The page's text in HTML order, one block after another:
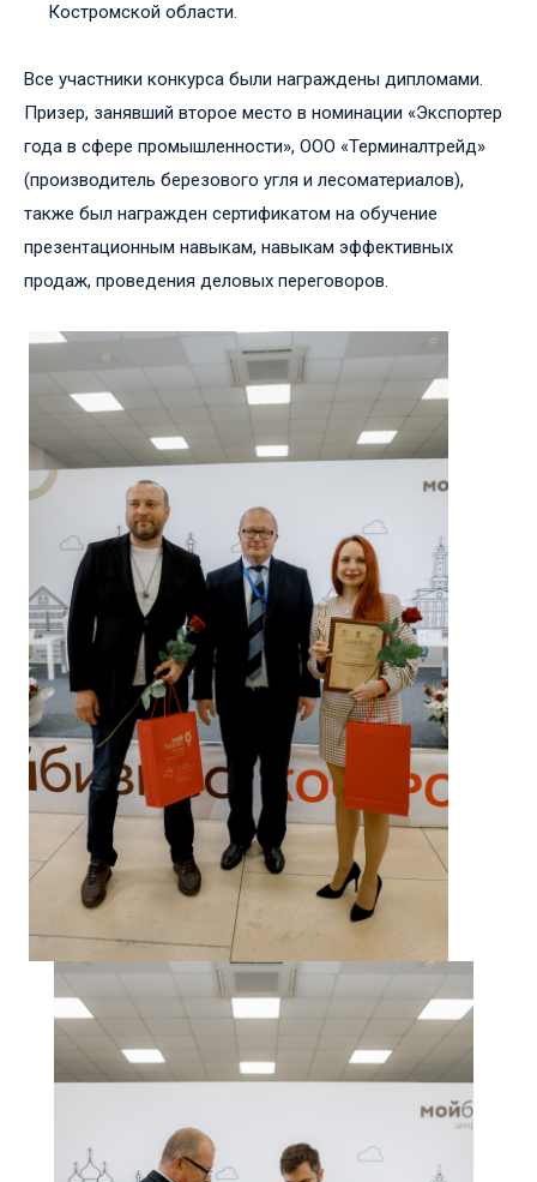
Костромской области.
Все участники конкурса были награждены дипломами.
Призер, занявший второе место в номинации «Экспортер
года в сфере промышленности», ООО «Терминалтрейд»
(производитель березового угля и лесоматериалов),
также был награжден сертификатом на обучение
презентационным навыкам, навыкам эффективных
продаж, проведения деловых переговоров.